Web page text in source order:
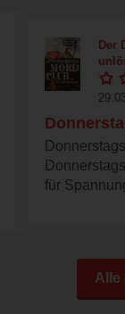
Der
für
Alle